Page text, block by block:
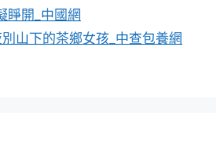
睜開_中國網
山下的茶鄉女孩_中查包養網